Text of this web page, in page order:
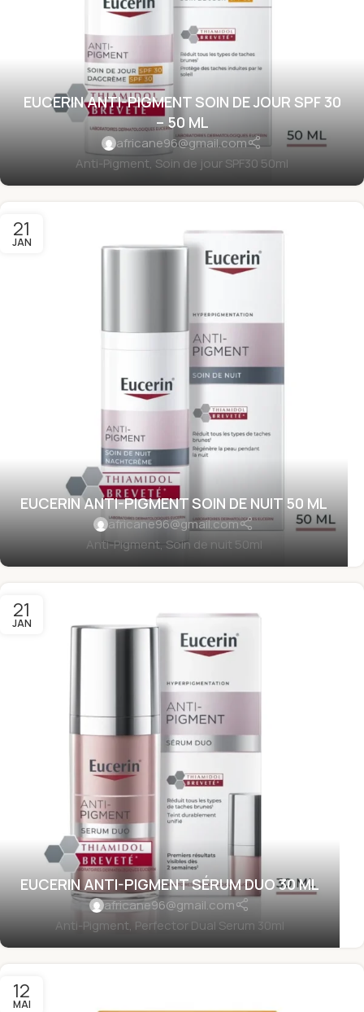
EUCERIN ANTI-PIGMENT SOIN DE JOUR SPF 30
– 50 ML
africane96@gmail.com
Anti-Pigment, Soin de jour SPF30 50ml
21
JAN
EUCERIN ANTI-PIGMENT SOIN DE NUIT 50 ML
africane96@gmail.com
Anti-Pigment, Soin de nuit 50ml
21
JAN
EUCERIN ANTI-PIGMENT SÉRUM DUO 30 ML
africane96@gmail.com
Anti-Pigment, Perfector Dual Serum 30ml
12
MAI